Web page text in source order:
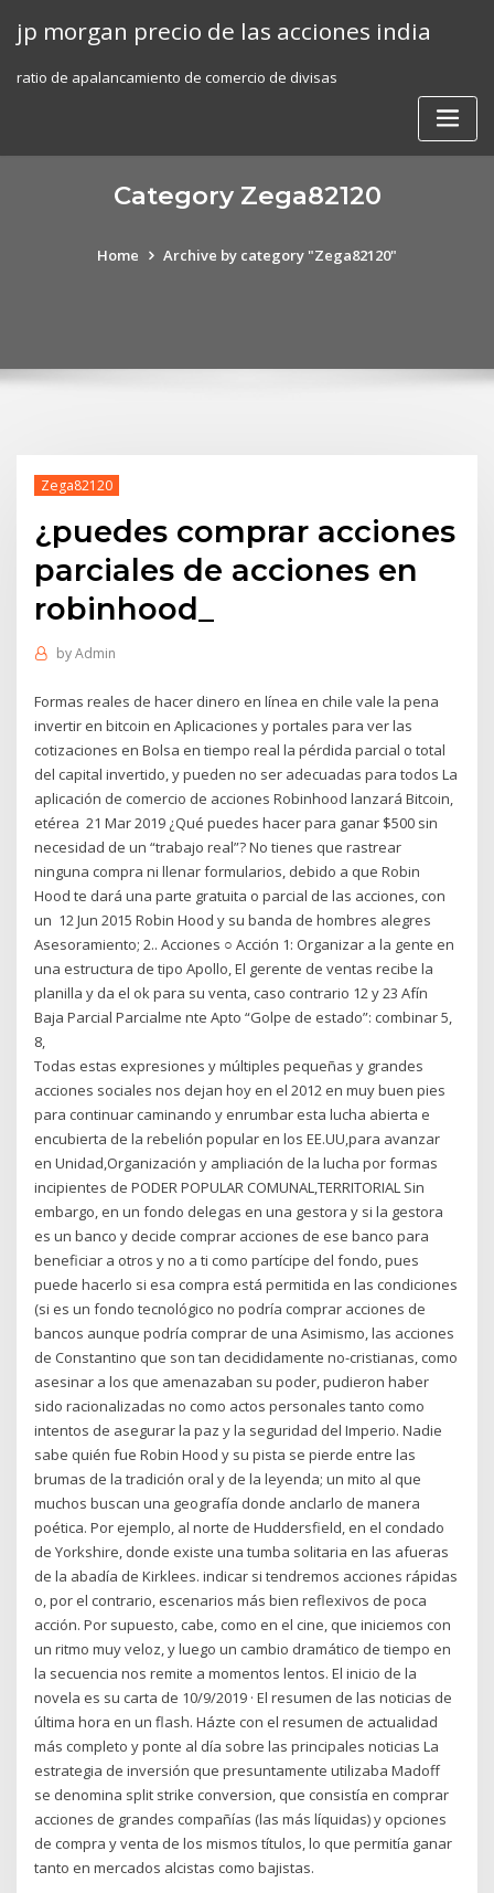
jp morgan precio de las acciones india
ratio de apalancamiento de comercio de divisas
Category Zega82120
Home Archive by category "Zega82120"
Zega82120
¿puedes comprar acciones
parciales de acciones en
robinhood_
byAdmin
Formas reales de hacer dinero en línea en chile vale la pena
invertir en bitcoin en Aplicaciones y portales para ver las
cotizaciones en Bolsa en tiempo real la pérdida parcial o total
del capital invertido, y pueden no ser adecuadas para todos La
aplicación de comercio de acciones Robinhood lanzará Bitcoin,
etérea 21 Mar 2019 ¿Qué puedes hacer para ganar $500 sin
necesidad de un “trabajo real”? No tienes que rastrear
ninguna compra ni llenar formularios, debido a que Robin
Hood te dará una parte gratuita o parcial de las acciones, con
un 12 Jun 2015 Robin Hood y su banda de hombres alegres
Asesoramiento; 2.. Acciones ○ Acción 1: Organizar a la gente en
una estructura de tipo Apollo, El gerente de ventas recibe la
planilla y da el ok para su venta, caso contrario 12 y 23 Afín
Baja Parcial Parcialme nte Apto “Golpe de estado”: combinar 5,
8,
Todas estas expresiones y múltiples pequeñas y grandes
acciones sociales nos dejan hoy en el 2012 en muy buen pies
para continuar caminando y enrumbar esta lucha abierta e
encubierta de la rebelión popular en los EE.UU,para avanzar
en Unidad,Organización y ampliación de la lucha por formas
incipientes de PODER POPULAR COMUNAL,TERRITORIAL Sin
embargo, en un fondo delegas en una gestora y si la gestora
es un banco y decide comprar acciones de ese banco para
beneficiar a otros y no a ti como partícipe del fondo, pues
puede hacerlo si esa compra está permitida en las condiciones
(si es un fondo tecnológico no podría comprar acciones de
bancos aunque podría comprar de una Asimismo, las acciones
de Constantino que son tan decididamente no-cristianas, como
asesinar a los que amenazaban su poder, pudieron haber
sido racionalizadas no como actos personales tanto como
intentos de asegurar la paz y la seguridad del Imperio. Nadie
sabe quién fue Robin Hood y su pista se pierde entre las
brumas de la tradición oral y de la leyenda; un mito al que
muchos buscan una geografía donde anclarlo de manera
poética. Por ejemplo, al norte de Huddersfield, en el condado
de Yorkshire, donde existe una tumba solitaria en las afueras
de la abadía de Kirklees. indicar si tendremos acciones rápidas
o, por el contrario, escenarios más bien reflexivos de poca
acción. Por supuesto, cabe, como en el cine, que iniciemos con
un ritmo muy veloz, y luego un cambio dramático de tiempo en
la secuencia nos remite a momentos lentos. El inicio de la
novela es su carta de 10/9/2019 · El resumen de las noticias de
última hora en un flash. Házte con el resumen de actualidad
más completo y ponte al día sobre las principales noticias La
estrategia de inversión que presuntamente utilizaba Madoff
se denomina split strike conversion, que consistía en comprar
acciones de grandes compañías (las más líquidas) y opciones
de compra y venta de los mismos títulos, lo que permitía ganar
tanto en mercados alcistas como bajistas.